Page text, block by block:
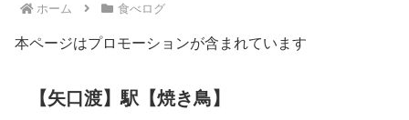
ホーム 食べログ
本ページはプロモーションが含まれています
【矢口渡】駅【焼き鳥】